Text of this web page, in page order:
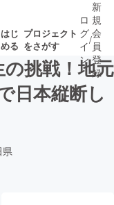
はじ
める
プロジェクト
をさがす
が近いプ
ロ
グ
イ
ン
/
新
規
会
員
登
録
挑戦！地元
日本縦断し
県